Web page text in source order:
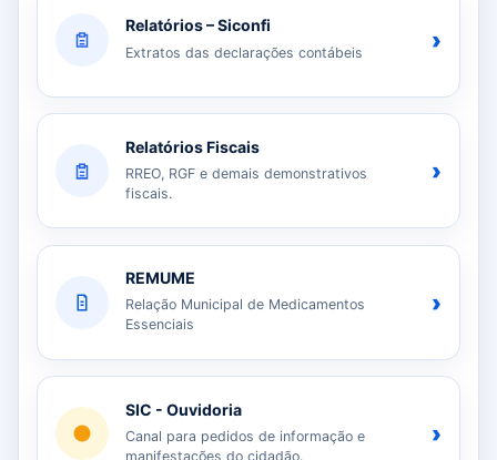
Relatórios – Siconfi
Extratos das declarações contábeis ›
Relatórios Fiscais
RREO, RGF e demais demonstrativos
fiscais.
›
REMUME
Relação Municipal de Medicamentos
Essenciais
›
SIC - Ouvidoria
Canal para pedidos de informação e
manifestações do cidadão.
›